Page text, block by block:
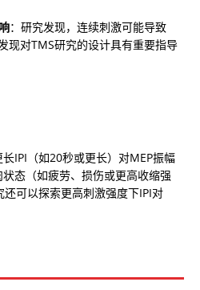
：研究发现，连续刺激可能导致
现对TMS研究的设计具有重要指导
IPI（如20秒或更长）对MEP振幅
态（如疲劳、损伤或更高收缩强
可以探索更高刺激强度下IPI对